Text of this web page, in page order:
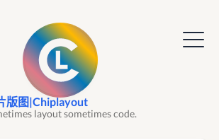
版图|Chiplayout
layout sometimes code.